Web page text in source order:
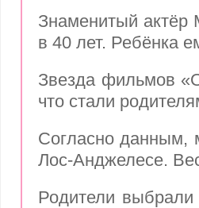
Знаменитый актёр
в 40 лет. Ребёнка
Звезда фильмов
что стали
Согласно данным,
Лос-Анджелесе.
Родители